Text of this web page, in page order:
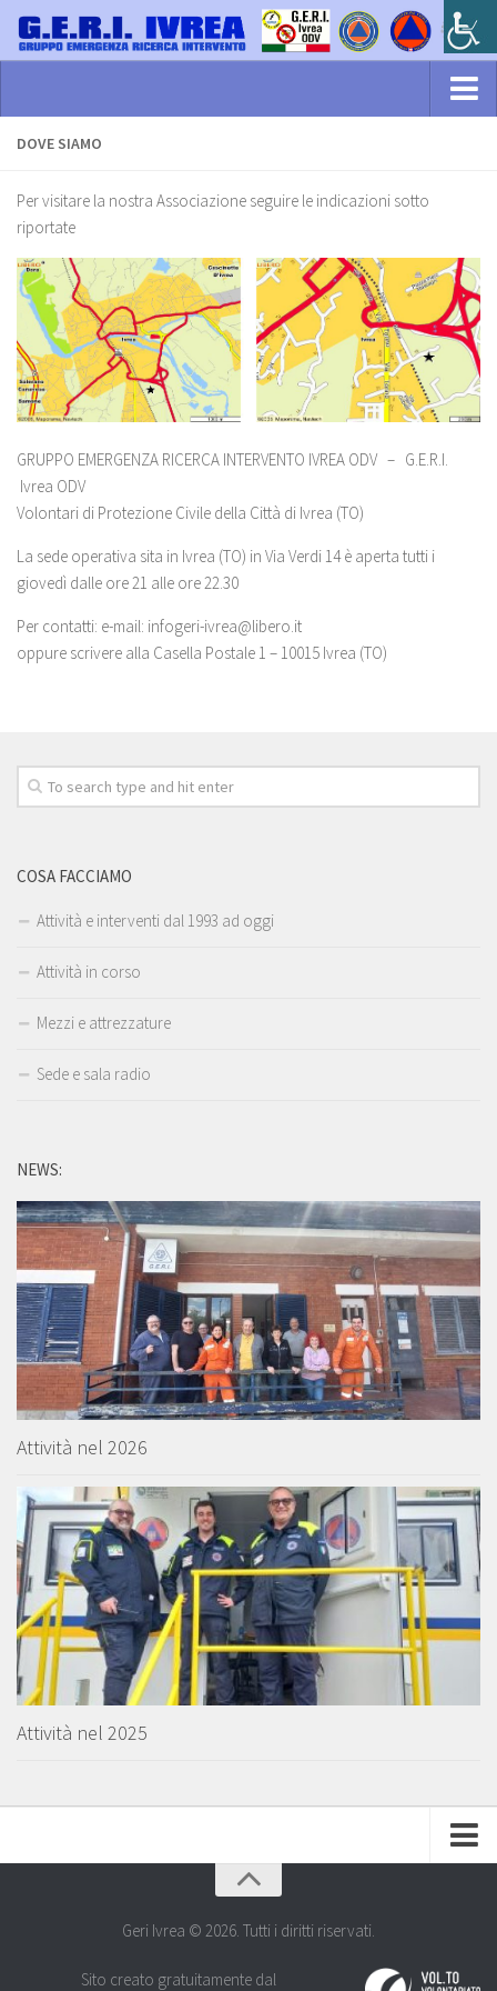
HOME
Come aiutarci
Attività
Struttura
Links
Gallery
Galleria Formazione e Addestramento
Galleria Emergenze
Videogallery
DOVE SIAMO
Per visitare la nostra Associazione seguire le indicazioni sotto
riportate
GRUPPO EMERGENZA RICERCA INTERVENTO IVREA ODV – G.E.R.I.
Ivrea ODV
Volontari di Protezione Civile della Città di Ivrea (TO)
La sede operativa sita in Ivrea (TO) in Via Verdi 14 è aperta tutti i
giovedì dalle ore 21 alle ore 22.30
Per contatti: e-mail: infogeri-ivrea@libero.it
oppure scrivere alla Casella Postale 1 – 10015 Ivrea (TO)
COSA FACCIAMO
Attività e interventi dal 1993 ad oggi
Attività in corso
Mezzi e attrezzature
Sede e sala radio
NEWS:
Attività nel 2026
Attività nel 2025
Geri Ivrea © 2026. Tutti i diritti riservati.
Sito creato gratuitamente dal